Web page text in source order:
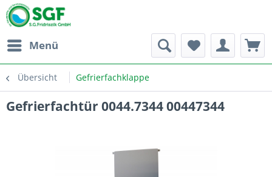
Menü
Übersicht Gefrierfachklappe
Gefrierfachtür 0044.7344 00447344